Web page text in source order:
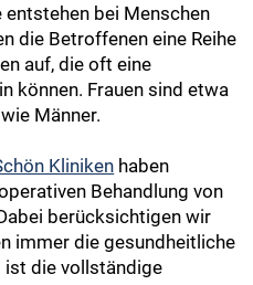
bei Menschen
die Betroffenen eine Reihe
auf, die oft eine
können. Frauen sind etwa
Männer.
Kliniken haben
Behandlung von
berücksichtigen wir
immer die gesundheitliche
ist die vollständige